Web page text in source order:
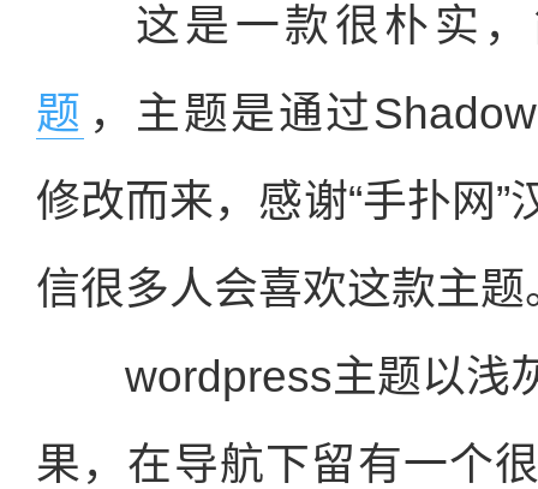
这是一款很朴实，
题 ，主题是通过
修改而来，感谢“手扑网
信很多人会喜欢这款主题
wordpress主题以浅
果，在导航下留有一个